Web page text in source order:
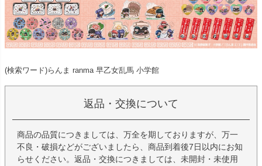
(検索ワード)らんま ranma 早乙女乱馬 小学館
返品・交換について
商品の品質につきましては、万全を期しておりますが、万一
不良・破損などがございましたら、商品到着後7日以内にお知
らせください。返品・交換につきましては、未開封・未使用